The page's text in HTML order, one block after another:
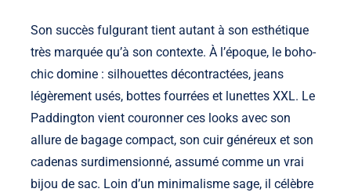
Son succès fulgurant tient autant à son esthétique
très marquée qu’à son contexte. À l’époque, le boho-
chic domine : silhouettes décontractées, jeans
légèrement usés, bottes fourrées et lunettes XXL. Le
Paddington vient couronner ces looks avec son
allure de bagage compact, son cuir généreux et son
cadenas surdimensionné, assumé comme un vrai
bijou de sac. Loin d’un minimalisme sage, il célèbre